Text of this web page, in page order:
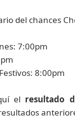
del chances
7:00pm
8:00pm
el resultado